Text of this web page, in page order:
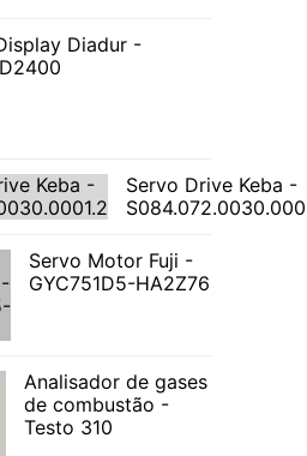
Diadur -
Servo Drive Keba -
Servo Motor Fuji -
GYC751D5-HA2Z76
Analisador de gases
de combustão -
Testo 310